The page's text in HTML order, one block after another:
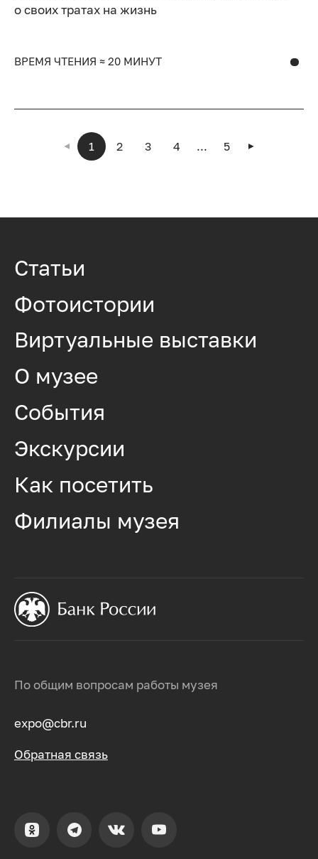
о своих тратах на жизнь
ВРЕМЯ ЧТЕНИЯ ≈ 20 МИНУТ
1 2 3 4 ... 5
По общим вопросам работы музея
expo@cbr.ru
Обратная связь
Статьи
Фотоистории
Виртуальные выставки
О музее
События
Экскурсии
Как посетить
Филиалы музея